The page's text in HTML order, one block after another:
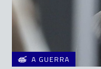
A GUERRA